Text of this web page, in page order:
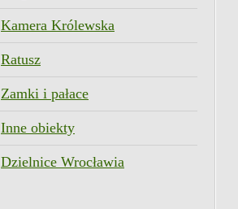
Kamera Królewska
Ratusz
Zamki i pałace
Inne obiekty
Dzielnice Wrocławia